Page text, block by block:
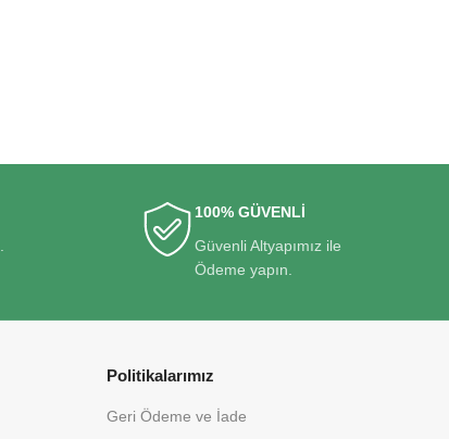
100% GÜVENLİ
Güvenli Altyapımız ile
Ödeme yapın.
Politikalarımız
Geri Ödeme ve İade